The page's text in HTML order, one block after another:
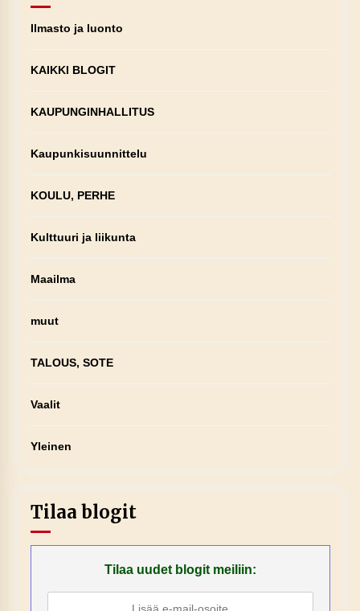
Ilmasto ja luonto
KAIKKI BLOGIT
KAUPUNGINHALLITUS
Kaupunkisuunnittelu
KOULU, PERHE
Kulttuuri ja liikunta
Maailma
muut
TALOUS, SOTE
Vaalit
Yleinen
Tilaa blogit
Tilaa uudet blogit meiliin: